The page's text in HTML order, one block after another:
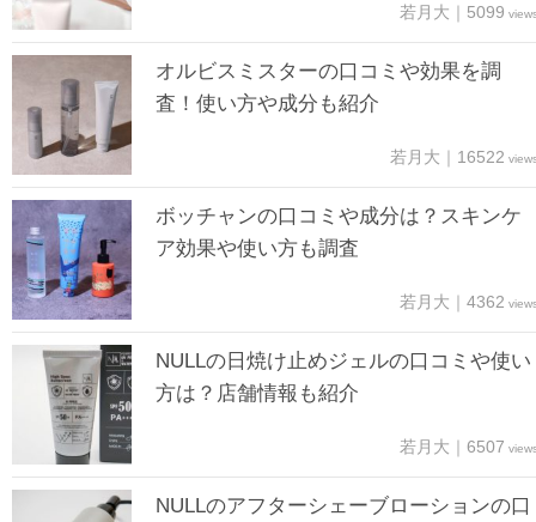
若月大｜5099
オルビスミスターの口コミや効果を調
査！使い方や成分も紹介
若月大｜16522
ボッチャンの口コミや成分は？スキンケ
ア効果や使い方も調査
若月大｜4362
NULLの日焼け止めジェルの口コミや使い
方は？店舗情報も紹介
若月大｜6507
NULLのアフターシェーブローションの口